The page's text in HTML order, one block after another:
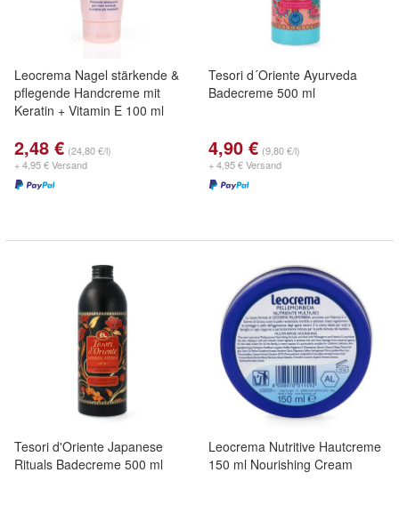
Leocrema Nagel stärkende &
pflegende Handcreme mit
Keratin + Vitamin E 100 ml
2,48 € (24,80 €/l)
+ 4,95 € Versand
Tesori d´Oriente Ayurveda
Badecreme 500 ml
4,90 € (9,80 €/l)
+ 4,95 € Versand
Tesori d'Oriente Japanese
Rituals Badecreme 500 ml
Leocrema Nutritive Hautcreme
150 ml Nourishing Cream